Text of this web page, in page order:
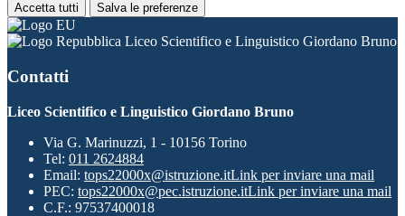
Accetta tutti Salva le preferenze
Liceo Scientifico e Linguistico Giordano Bruno
Contatti
Liceo Scientifico e Linguistico Giordano Bruno
Via G. Marinuzzi, 1 - 10156 Torino
Tel: 011 2624884
Email: tops22000x@istruzione.itLink per inviare una mail
PEC: tops22000x@pec.istruzione.itLink per inviare una mail
C.F.: 97537400018